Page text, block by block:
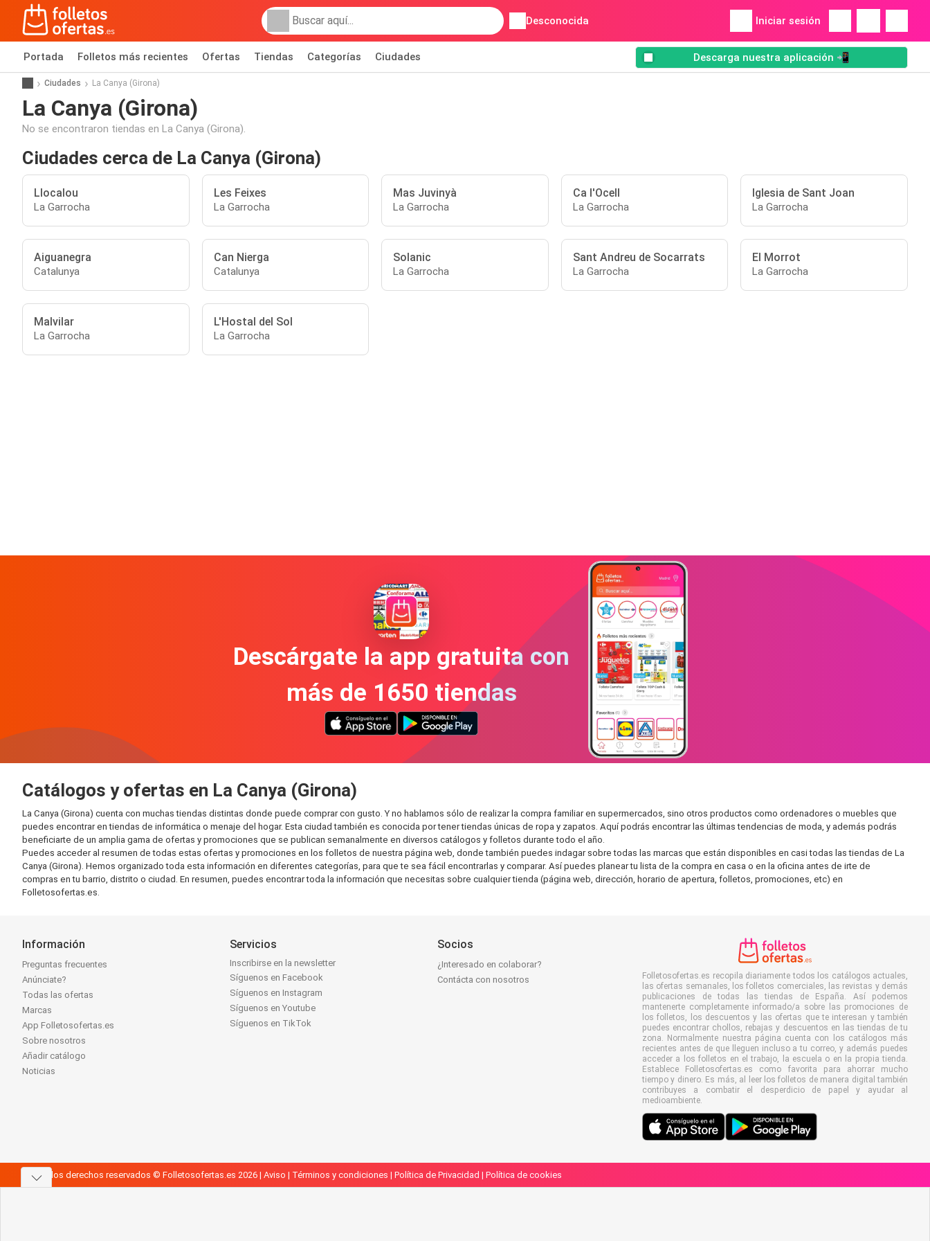
Desconocida Iniciar sesión
Portada Folletos más recientes Ofertas Tiendas Categorías Ciudades Descarga nuestra aplicación 📲
Ciudades La Canya (Girona)
La Canya (Girona)
No se encontraron tiendas en La Canya (Girona).
Ciudades cerca de La Canya (Girona)
Llocalou
La Garrocha
Les Feixes
La Garrocha
Mas Juvinyà
La Garrocha
Ca l'Ocell
La Garrocha
Iglesia de Sant Joan
La Garrocha
Aiguanegra
Catalunya
Can Nierga
Catalunya
Solanic
La Garrocha
Sant Andreu de Socarrats
La Garrocha
El Morrot
La Garrocha
Malvilar
La Garrocha
L'Hostal del Sol
La Garrocha
Descárgate la app gratuita con
más de 1650 tiendas
Catálogos y ofertas en La Canya (Girona)
La Canya (Girona) cuenta con muchas tiendas distintas donde puede comprar con gusto. Y no hablamos sólo de realizar la compra familiar en supermercados, sino otros productos como ordenadores o muebles que
puedes encontrar en tiendas de informática o menaje del hogar. Esta ciudad también es conocida por tener tiendas únicas de ropa y zapatos. Aquí podrás encontrar las últimas tendencias de moda, y además podrás
beneficiarte de un amplia gama de ofertas y promociones que se publican semanalmente en diversos catálogos y folletos durante todo el año.
Puedes acceder al resumen de todas estas ofertas y promociones en los folletos de nuestra página web, donde también puedes indagar sobre todas las marcas que están disponibles en casi todas las tiendas de La
Canya (Girona). Hemos organizado toda esta información en diferentes categorías, para que te sea fácil encontrarlas y comparar. Así puedes planear tu lista de la compra en casa o en la oficina antes de irte de
compras en tu barrio, distrito o ciudad. En resumen, puedes encontrar toda la información que necesitas sobre cualquier tienda (página web, dirección, horario de apertura, folletos, promociones, etc) en
Folletosofertas.es.
Información
Preguntas frecuentes
Anúnciate?
Todas las ofertas
Marcas
App Folletosofertas.es
Sobre nosotros
Añadir catálogo
Noticias
Servicios
Inscribirse en la newsletter
Síguenos en Facebook
Síguenos en Instagram
Síguenos en Youtube
Síguenos en TikTok
Socios
¿Interesado en colaborar?
Contácta con nosotros
Folletosofertas.es recopila diariamente todos los catálogos actuales,
las ofertas semanales, los folletos comerciales, las revistas y demás
publicaciones de todas las tiendas de España. Así podemos
mantenerte completamente informado/a sobre las promociones de
los folletos, los descuentos y las ofertas que te interesan y también
puedes encontrar chollos, rebajas y descuentos en las tiendas de tu
zona. Normalmente nuestra página cuenta con los catálogos más
recientes antes de que lleguen incluso a tu correo, y además puedes
acceder a los folletos en el trabajo, la escuela o en la propia tienda.
Establece Folletosofertas.es como favorita para ahorrar mucho
tiempo y dinero. Es más, al leer los folletos de manera digital también
contribuyes a combatir el desperdicio de papel y ayudar al
medioambiente.
Todos los derechos reservados © Folletosofertas.es 2026 | Aviso | Términos y condiciones | Política de Privacidad | Política de cookies